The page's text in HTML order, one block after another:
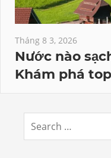
Tháng 8 3, 2026
Nước nào
Khám phá